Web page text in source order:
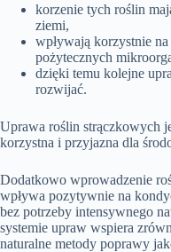
korzenie tych roślin
ziemi,
wpływają korzystnie
pożytecznych
dzięki temu kolejne
rozwijać.
Uprawa roślin strączkowych
korzystna i przyjazna dla
Dodatkowo wprowadzenie
wpływa pozytywnie na
bez potrzeby intensywnego
systemie upraw wspiera
naturalne metody poprawy